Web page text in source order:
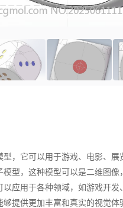
，它可以用于游戏、电影、展
型，这种模型可以是二维图
应用于各种领域，如游戏开
提供更加丰富和真实的视觉体